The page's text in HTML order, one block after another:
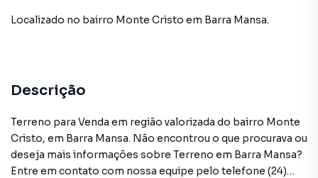
Localizado no bairro Monte Cristo em Barra Mansa.
Descrição
Terreno para Venda em região valorizada do bairro Monte
Cristo, em Barra Mansa. Não encontrou o que procurava ou
deseja mais informações sobre Terreno em Barra Mansa?
Entre em contato com nossa equipe pelo telefone (24)